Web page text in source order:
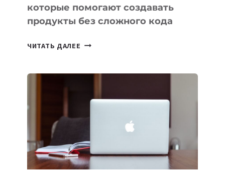
которые помогают создавать
продукты без сложного кода
ЧИТАТЬ ДАЛЕЕ 7
ПОМОГАЮТ
СОЗДАВАТЬ
БЕЗ
СЛОЖНОГО
КОДА